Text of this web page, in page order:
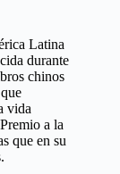
Latina
durante
chinos
vida
a la
que en su